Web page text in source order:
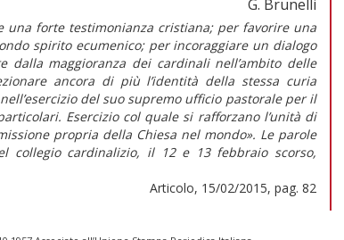
G. Brunelli
una forte testimonianza cristiana; per favorire una
spirito ecumenico; per incoraggiare un dialogo
maggioranza dei cardinali nell’ambito delle
ancora di più l’identità della stessa curia
del suo supremo ufficio pastorale per il
Esercizio col quale si rafforzano l’unità di
propria della Chiesa nel mondo». Le parole
collegio cardinalizio, il 12 e 13 febbraio scorso,
Articolo, 15/02/2015, pag. 82